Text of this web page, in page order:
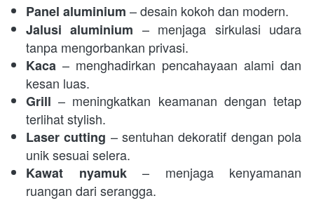
Panel aluminium – desain kokoh dan modern.
Jalusi aluminium – menjaga sirkulasi udara
tanpa mengorbankan privasi.
Kaca – menghadirkan pencahayaan alami dan
kesan luas.
Grill – meningkatkan keamanan dengan tetap
terlihat stylish.
Laser cutting – sentuhan dekoratif dengan pola
unik sesuai selera.
Kawat nyamuk – menjaga kenyamanan
ruangan dari serangga.